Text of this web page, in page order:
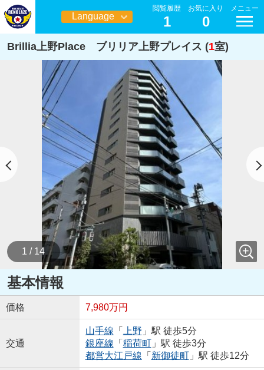
Language
日本語
閲覧履歴
1
お気に入り
0
メニュー
Brillia上野Place ブリリア上野プレイス (1室)
1 / 14
基本情報
価格 7,980万円
交通
山手線 「 上野 」駅 徒歩5分
銀座線 「 稲荷町」駅 徒歩3分
都営大江戸線 「 新御徒町」駅 徒歩12分